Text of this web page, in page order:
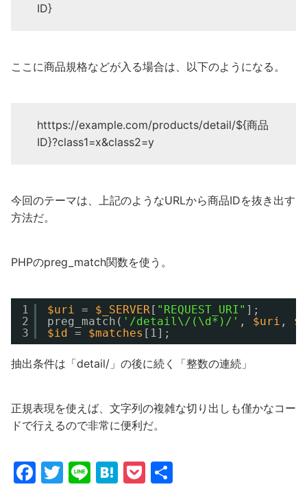
ID}
ここに商品規格などが入る場合は、以下のようになる。
htttps://example.com/products/detail/${商品
ID}?class1=x&class2=y
今回のテーマは、上記のようなURLから商品IDを抜き出す
方法だ。
PHPのpreg_match関数を使う。
1
2
3
$uri = $_SERVER [ "REQUEST_URI" ];
preg_match( '/detail\/(\d*)/' , $uri ,
$id = $matches [1];
抽出条件は「detail/」の後に続く「整数の連続」
正規表現を使えば、文字列の複雑な切り出しも僅かなコー
ドで行えるので非常に便利だ。
F
T
Li H
P